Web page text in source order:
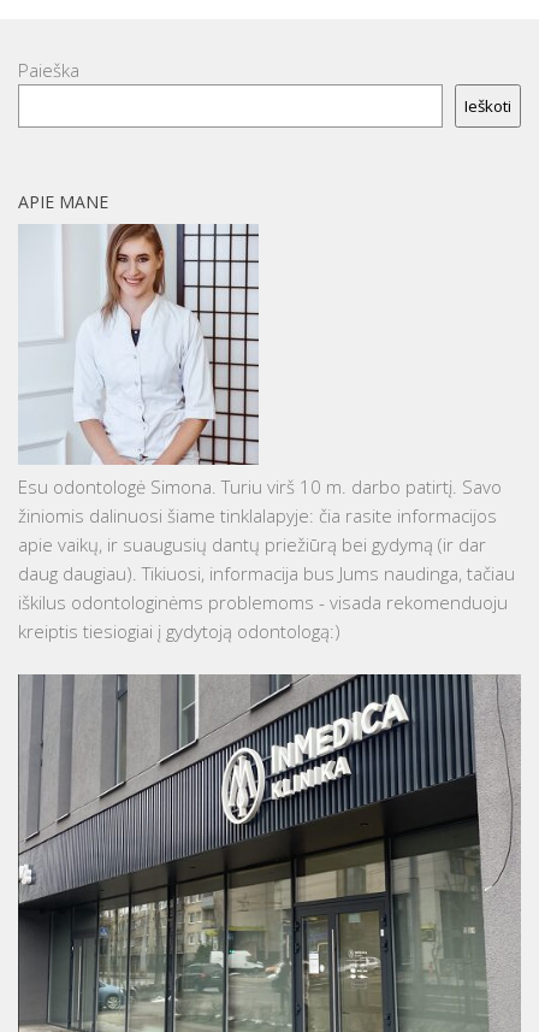
Paieška
Ieškoti
APIE MANE
Esu odontologė Simona. Turiu virš 10 m. darbo patirtį. Savo
žiniomis dalinuosi šiame tinklalapyje: čia rasite informacijos
apie vaikų, ir suaugusių dantų priežiūrą bei gydymą (ir dar
daug daugiau). Tikiuosi, informacija bus Jums naudinga, tačiau
iškilus odontologinėms problemoms - visada rekomenduoju
kreiptis tiesiogiai į gydytoją odontologą:)